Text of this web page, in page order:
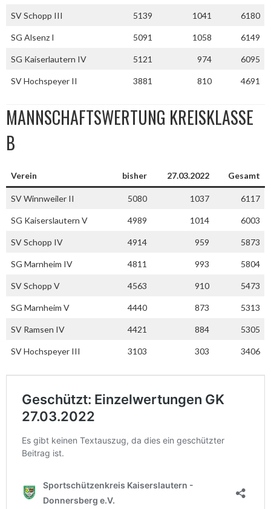
SV Schopp III 5139 1041 6180
SG Alsenz I 5091 1058 6149
SG Kaiserlautern IV 5121 974 6095
SV Hochspeyer II 3881 810 4691
MANNSCHAFTSWERTUNG KREISKLASSE
B
Verein bisher 27.03.2022 Gesamt
SV Winnweiler II 5080 1037 6117
SG Kaiserslautern V 4989 1014 6003
SV Schopp IV 4914 959 5873
SG Marnheim IV 4811 993 5804
SV Schopp V 4563 910 5473
SG Marnheim V 4440 873 5313
SV Ramsen IV 4421 884 5305
SV Hochspeyer III 3103 303 3406